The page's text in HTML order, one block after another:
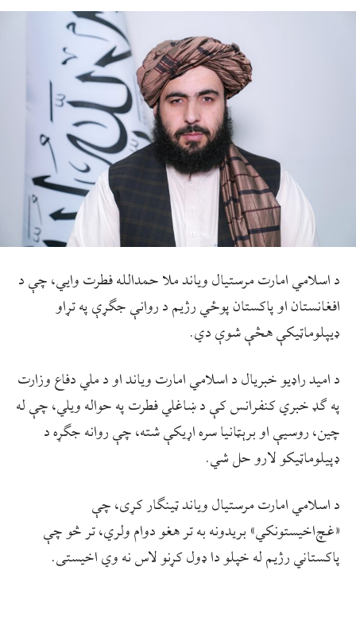
د اسلامي امارت مرستيال وياند ملا حمدالله فطرت وايي، چې د
افغانستان او پاکستان پوځي رژيم د روانې جګړې په تړاو
ډيپلوماټيکې هڅې شوې دي.
د اميد راډيو خبريال د اسلامي امارت وياند او د ملي دفاع وزارت
په ګډ خبري کنفرانس کې د ښاغلي فطرت په حواله ويلي، چې له
چين، روسيې او برېټانیا سره اړيکې شته، چې روانه جګړه د
ډپيلوماټيکو لارو حل شي.
د اسلامي امارت مرستيال وياند ټينګار کړی، چې
«غچ‌اخيستونکي» بريدونه به تر هغو دوام ولري، تر څو چې
پاکستاني رژيم له خپلو دا ډول کړنو لاس نه وي اخيستی.